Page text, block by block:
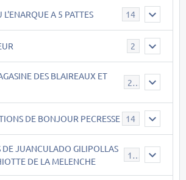
A 5 PATTES 14
2
DES BLAIREAUX ET
21
DE BONJOUR PECRESSE 14
DE JUANCULADO GILIPOLLAS
DE LA MELENCHE
119